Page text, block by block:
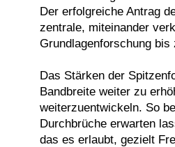
Der erfolgreiche Antrag
zentrale, miteinander
Grundlagenforschung
Das Stärken der
Bandbreite weiter zu
weiterzuentwickeln. So
Durchbrüche erwarten
das es erlaubt, gezielt